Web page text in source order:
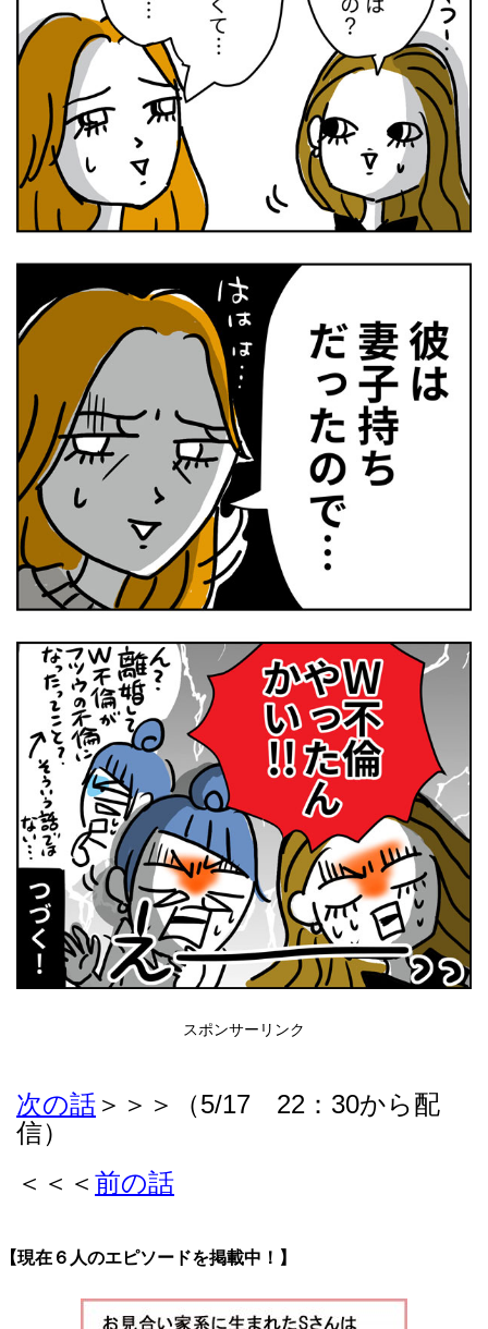
スポンサーリンク
次の話 ＞＞＞（5/17 22：30から配
信）
＜＜＜ 前の話
【現在６人のエピソードを掲載中！】